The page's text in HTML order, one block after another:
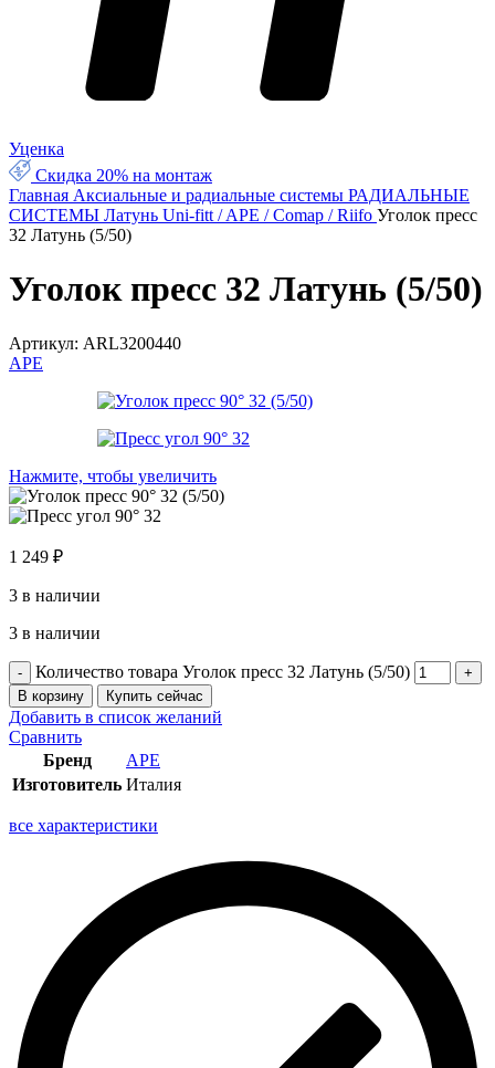
Уценка
Скидка 20% на монтаж
Главная Аксиальные и радиальные системы РАДИАЛЬНЫЕ
СИСТЕМЫ Латунь Uni-fitt / APE / Comap / Riifo Уголок пресс
32 Латунь (5/50)
Уголок пресс 32 Латунь (5/50)
Артикул: ARL3200440
APE
Нажмите, чтобы увеличить
1 249 ₽
3 в наличии
3 в наличии
Количество товара Уголок пресс 32 Латунь (5/50)
В корзину Купить сейчас
Добавить в список желаний
Сравнить
Бренд
APE
Изготовитель Италия
все характеристики